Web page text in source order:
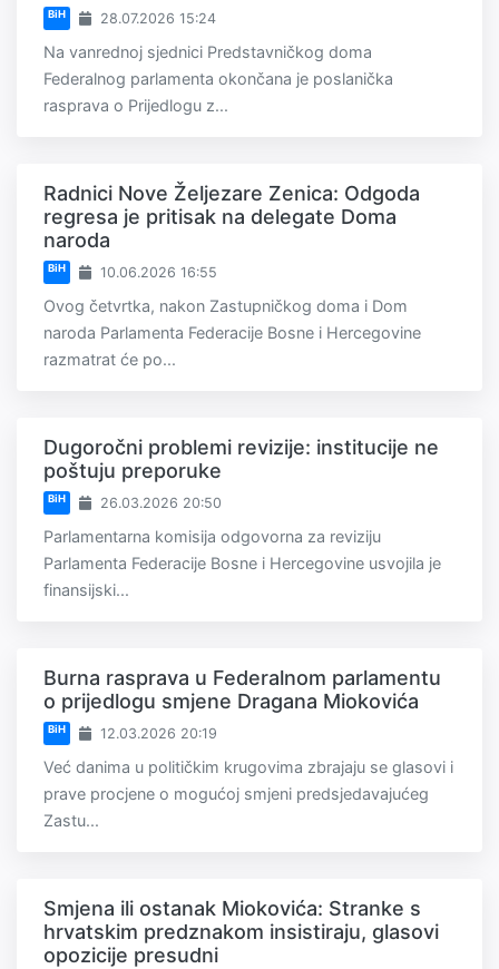
BiH 28.07.2026 15:24
Na vanrednoj sjednici Predstavničkog doma
Federalnog parlamenta okončana je poslanička
rasprava o Prijedlogu z...
Radnici Nove Željezare Zenica: Odgoda
regresa je pritisak na delegate Doma
naroda
BiH 10.06.2026 16:55
Ovog četvrtka, nakon Zastupničkog doma i Dom
naroda Parlamenta Federacije Bosne i Hercegovine
razmatrat će po...
Dugoročni problemi revizije: institucije ne
poštuju preporuke
BiH 26.03.2026 20:50
Parlamentarna komisija odgovorna za reviziju
Parlamenta Federacije Bosne i Hercegovine usvojila je
finansijski...
Burna rasprava u Federalnom parlamentu
o prijedlogu smjene Dragana Miokovića
BiH 12.03.2026 20:19
Već danima u političkim krugovima zbrajaju se glasovi i
prave procjene o mogućoj smjeni predsjedavajućeg
Zastu...
Smjena ili ostanak Miokovića: Stranke s
hrvatskim predznakom insistiraju, glasovi
opozicije presudni